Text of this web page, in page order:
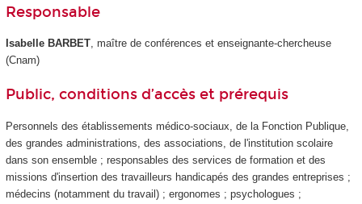
Responsable
Isabelle BARBET, maître de conférences et enseignante-chercheuse
(Cnam)
Public, conditions d’accès et prérequis
Personnels des établissements médico-sociaux, de la Fonction Publique,
des grandes administrations, des associations, de l'institution scolaire
dans son ensemble ; responsables des services de formation et des
missions d'insertion des travailleurs handicapés des grandes entreprises ;
médecins (notamment du travail) ; ergonomes ; psychologues ;